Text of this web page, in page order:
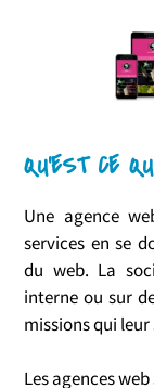
QU'EST CE
Une agence
services en se
du web. La
interne ou sur
missions qui
Les agences